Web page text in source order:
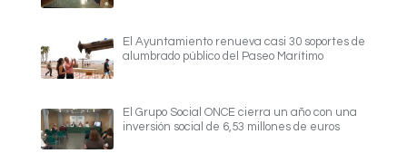
El Ayuntamiento renueva casi 30 soportes de
alumbrado público del Paseo Marítimo
El Grupo Social ONCE cierra un año con una
inversión social de 6,53 millones de euros